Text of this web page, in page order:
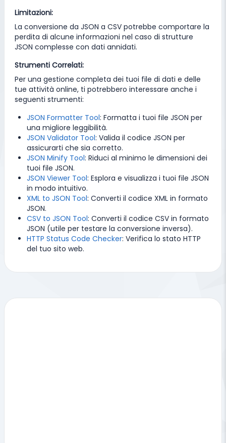
Limitazioni:
La conversione da JSON a CSV potrebbe comportare la
perdita di alcune informazioni nel caso di strutture
JSON complesse con dati annidati.
Strumenti Correlati:
Per una gestione completa dei tuoi file di dati e delle
tue attività online, ti potrebbero interessare anche i
seguenti strumenti:
JSON Formatter Tool: Formatta i tuoi file JSON per
una migliore leggibilità.
JSON Validator Tool: Valida il codice JSON per
assicurarti che sia corretto.
JSON Minify Tool: Riduci al minimo le dimensioni dei
tuoi file JSON.
JSON Viewer Tool: Esplora e visualizza i tuoi file JSON
in modo intuitivo.
XML to JSON Tool: Converti il codice XML in formato
JSON.
CSV to JSON Tool: Converti il codice CSV in formato
JSON (utile per testare la conversione inversa).
HTTP Status Code Checker: Verifica lo stato HTTP
del tuo sito web.